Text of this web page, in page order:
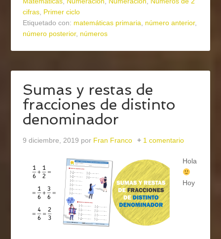
cifras, Primer ciclo
Etiquetado con: matemáticas primaria, número anterior,
número posterior, números
Sumas y restas de
fracciones de distinto
denominador
9 diciembre, 2019 por Fran Franco 1 comentario
Hola
Hoy